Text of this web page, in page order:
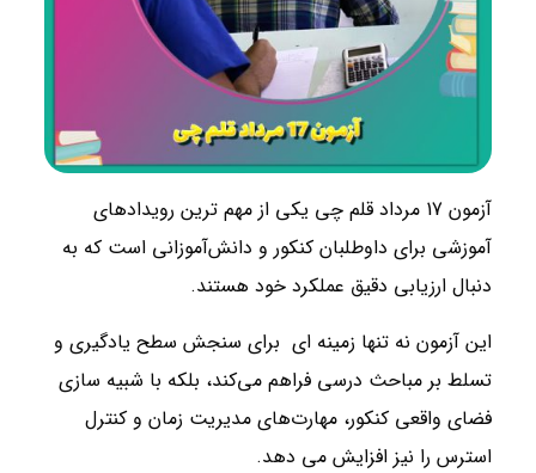
آزمون 17 مرداد قلم‌ چی یکی از مهم ‌ترین رویدادهای
آموزشی برای داوطلبان کنکور و دانش‌آموزانی است که به
دنبال ارزیابی دقیق عملکرد خود هستند.
این آزمون نه تنها زمینه ای برای سنجش سطح یادگیری و
تسلط بر مباحث درسی فراهم می‌کند، بلکه با شبیه ‌سازی
فضای واقعی کنکور، مهارت‌های مدیریت زمان و کنترل
استرس را نیز افزایش می دهد.